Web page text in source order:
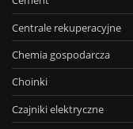
Centrale rekuperacyjne
Chemia gospodarcza
Choinki
Czajniki elektryczne